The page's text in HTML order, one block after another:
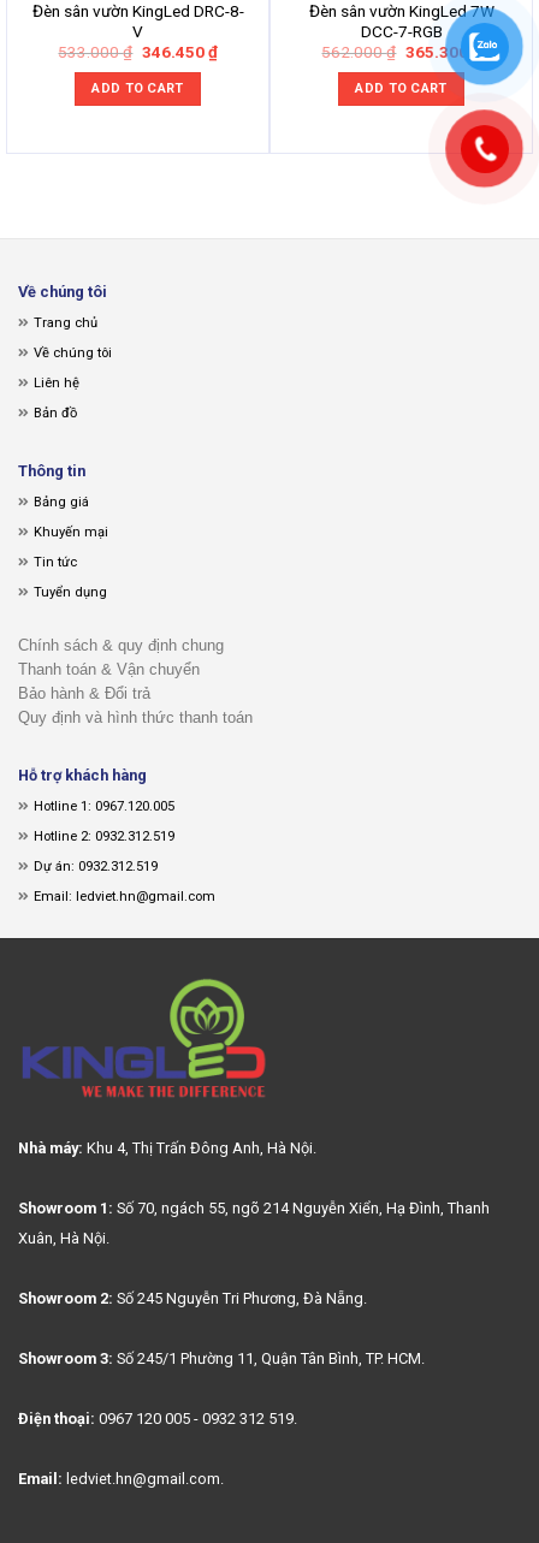
Đèn sân vườn KingLed DRC-8-
V
533.000₫ Original
was:
533.000 ₫.
346.450₫Current
price
ADD TO CART
Đèn sân vườn KingLed 7W
DCC-7-RGB
562.000₫ Original
was:
562.000 ₫.
365.300₫Current
price
is:
ADD TO CART
Về chúng tôi
Trang chủ
Về chúng tôi
Liên hệ
Bản đồ
Thông tin
Bảng giá
Khuyến mại
Tin tức
Tuyển dụng
Chính sách & quy định chung
Thanh toán & Vận chuyển
Bảo hành & Đổi trả
Quy định và hình thức thanh toán
Hỗ trợ khách hàng
Hotline 1: 0967.120.005
Hotline 2: 0932.312.519
Dự án: 0932.312.519
Email: ledviet.hn@gmail.com
Nhà máy: Khu 4, Thị Trấn Đông Anh, Hà Nội.
Showroom 1: Số 70, ngách 55, ngõ 214 Nguyễn Xiển, Hạ Đình, Thanh
Xuân, Hà Nội.
Showroom 2: Số 245 Nguyễn Tri Phương, Đà Nẵng.
Showroom 3: Số 245/1 Phường 11, Quận Tân Bình, TP. HCM.
Điện thoại: 0967 120 005 - 0932 312 519.
Email: ledviet.hn@gmail.com.